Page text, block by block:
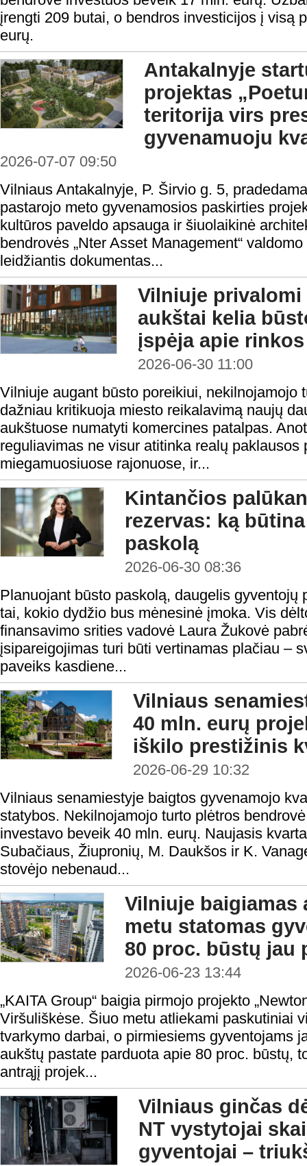
įrengti 209 butai, o bendros investicijos į visą
eurų.
Antakalnyje
projektas
teritorija virs
gyvenamuoju
2026-07-07 09:50
Vilniaus Antakalnyje, P. Širvio g. 5,
pastarojo meto gyvenamosios paskirties
kultūros paveldo apsauga ir šiuolaikinė
bendrovės „Nter Asset Management“
leidžiantis dokumentas...
Vilniuje
aukštai kelia
įspėja apie
2026-06-30 11:00
Vilniuje augant būsto poreikiui, nekilnojamojo
dažniau kritikuoja miesto reikalavimą naujų
aukštuose numatyti komercines patalpas.
reguliavimas ne visur atitinka realų paklausos
miegamuosiuose rajonuose, ir...
Kintančios
rezervas: ką
paskolą
2026-06-30 08:36
Planuojant būsto paskolą, daugelis gyventojų
tai, kokio dydžio bus mėnesinė įmoka. Vis
finansavimo srities vadovė Laura Žukovė
įsipareigojimas turi būti vertinamas plačiau –
paveiks kasdiene...
Vilniaus
40 mln. eurų
iškilo prestižinis
2026-06-29 10:32
Vilniaus senamiestyje baigtos gyvenamojo
statybos. Nekilnojamojo turto plėtros
investavo beveik 40 mln. eurų. Naujasis
Subačiaus, Žiupronių, M. Daukšos ir K.
stovėjo nebenaud...
Vilniuje baigiamas
metu statomas
80 proc. būstų jau
2026-06-23 13:44
„KAITA Group“ baigia pirmojo projekto
Viršuliškėse. Šiuo metu atliekami paskutiniai
tvarkymo darbai, o pirmiesiems gyventojams
aukštų pastate parduota apie 80 proc. būstų,
antrąjį projek...
Vilniaus ginčas
NT vystytojai
gyventojai –